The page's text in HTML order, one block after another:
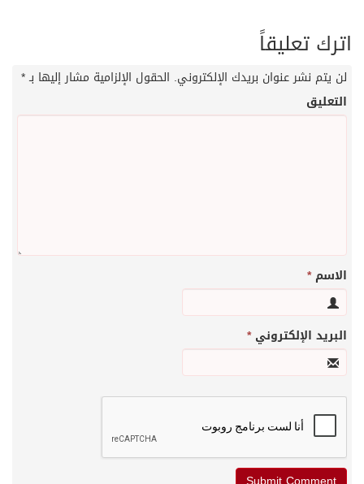
اترك تعليقاً
لن يتم نشر عنوان بريدك الإلكتروني. الحقول الإلزامية مشار إليها بـ*
التعليق
الاسم*
البريد الإلكتروني*